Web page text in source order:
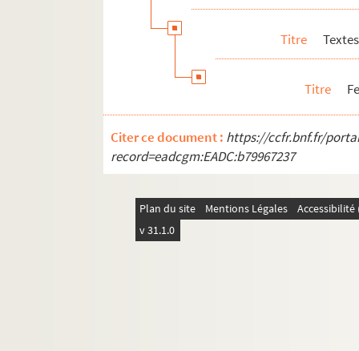
Titre
Titre
Citer ce document : https://ccfr.bnf.fr/
record=eadcgm:EADC:b79967237
Plan du site Mentions Légales
v 31.1.0